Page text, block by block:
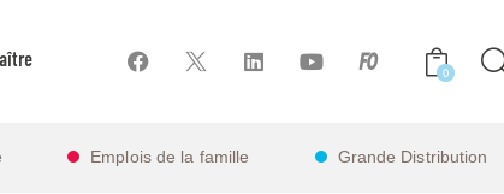
0
Emplois de la famille Grande Distribution